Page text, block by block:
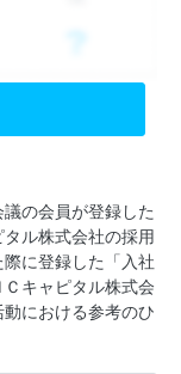
の会員が登録した
ル株式会社の採用
に登録した「入社
キャピタル株式会
における参考のひ